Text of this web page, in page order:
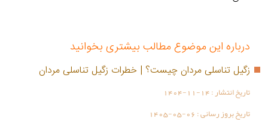
درباره این موضوع مطالب بیشتری بخوانید
زگیل تناسلی مردان چیست؟ | خطرات زگیل تناسلی مردان
تاریخ انتشار :1404-11-14
تاریخ بروز رسانی :1405-05-06